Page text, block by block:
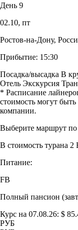
День 9
02.10, пт
Ростов-на-Дону,
Прибытие: 15:30
Посадка/высадка В
Отель Экскурсия
* Расписание
стоимость могут
компании.
Выберите маршрут по
В стоимость турана 2
Питание:
FB
Полный пансион
Курс на 07.08.26: $
РУБ